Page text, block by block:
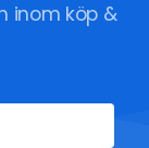
inom köp &